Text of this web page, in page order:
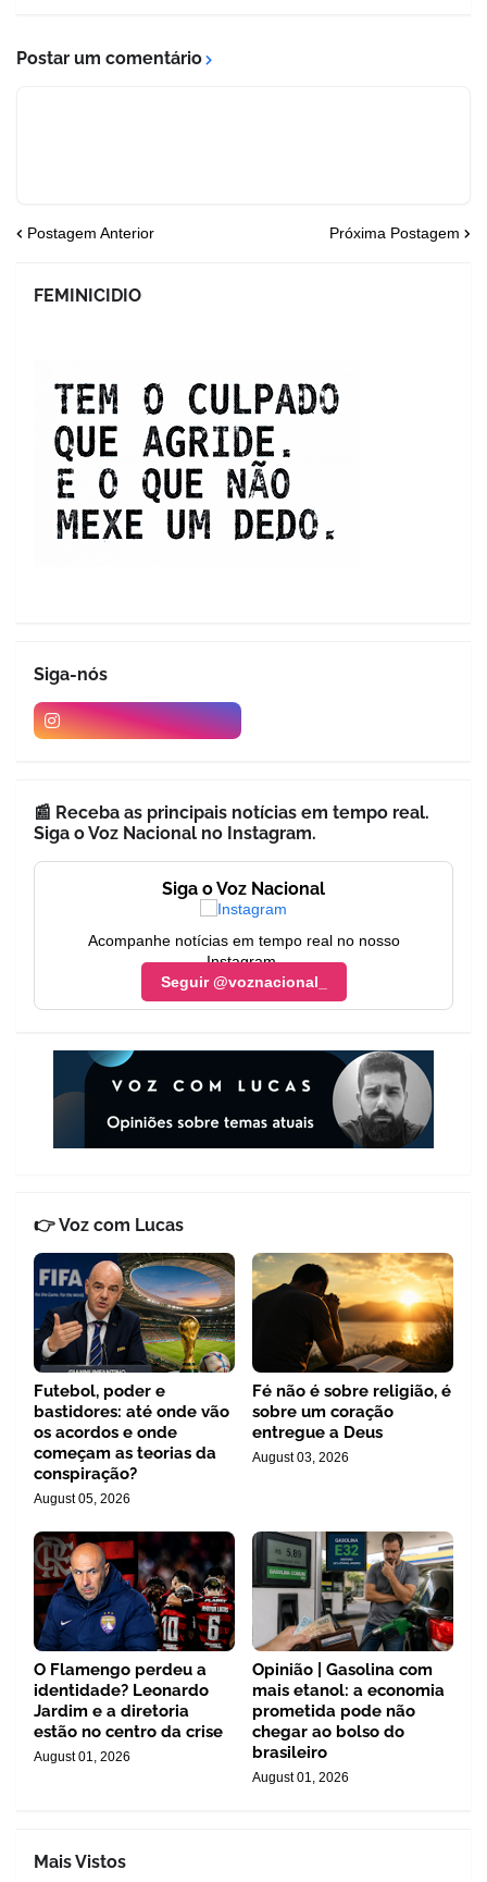
Postar um comentário
Postagem Anterior Próxima Postagem
FEMINICIDIO
Siga-nós
📰 Receba as principais notícias em tempo real.
Siga o Voz Nacional no Instagram.
Siga o Voz Nacional
Acompanhe notícias em tempo real no nosso
Instagram.
Seguir @voznacional_
👉 Voz com Lucas
Futebol, poder e
bastidores: até onde vão
os acordos e onde
começam as teorias da
conspiração?
August 05, 2026
Fé não é sobre religião, é
sobre um coração
entregue a Deus
August 03, 2026
O Flamengo perdeu a
identidade? Leonardo
Jardim e a diretoria
estão no centro da crise
August 01, 2026
Opinião | Gasolina com
mais etanol: a economia
prometida pode não
chegar ao bolso do
brasileiro
August 01, 2026
Mais Vistos